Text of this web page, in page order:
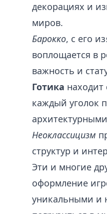
декорациях и
миров.
Барокко, с его
воплощается в
важность и
Готика
каждый уголок
Неоклассицизм
структур и
Эти и многие
оформление
уникальными и